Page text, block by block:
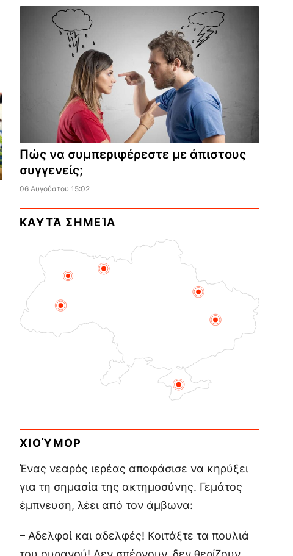
Πώς να συμπεριφέρεστε με άπιστους
συγγενείς;
06 Αυγούστου 15:02
ΚΑΥΤΆ ΣΗΜΕΊΑ
ΧΙΟΎΜΟΡ
Ένας νεαρός ιερέας αποφάσισε να κηρύξει
για τη σημασία της ακτημοσύνης. Γεμάτος
έμπνευση, λέει από τον άμβωνα:
– Αδελφοί και αδελφές! Κοιτάξτε τα πουλιά